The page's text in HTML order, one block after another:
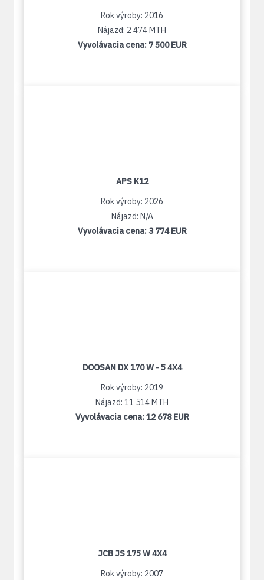
Rok výroby: 2016
Nájazd: 2 474 MTH
Vyvolávacia cena: 7 500 EUR
APS K12
Rok výroby: 2026
Nájazd: N/A
Vyvolávacia cena: 3 774 EUR
DOOSAN DX 170 W - 5 4X4
Rok výroby: 2019
Nájazd: 11 514 MTH
Vyvolávacia cena:12 678 EUR
JCB JS 175 W 4X4
Rok výroby: 2007